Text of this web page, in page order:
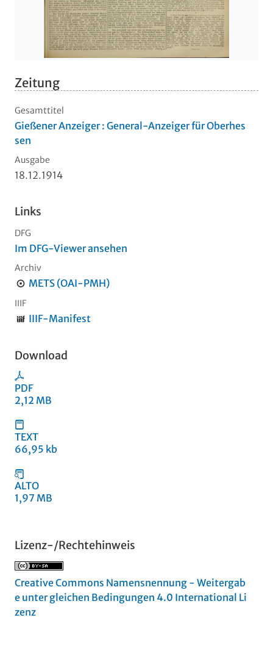
Zeitung
Gesamttitel
Gießener Anzeiger : General-Anzeiger für Oberhes
sen
Ausgabe
18.12.1914
Links
DFG
Im DFG-Viewer ansehen
Archiv
METS (OAI-PMH)
IIIF
IIIF-Manifest
Download
PDF
2,12 MB
TEXT
66,95 kb
ALTO
1,97 MB
Lizenz-/Rechtehinweis
Creative Commons Namensnennung - Weitergab
e unter gleichen Bedingungen 4.0 International Li
zenz